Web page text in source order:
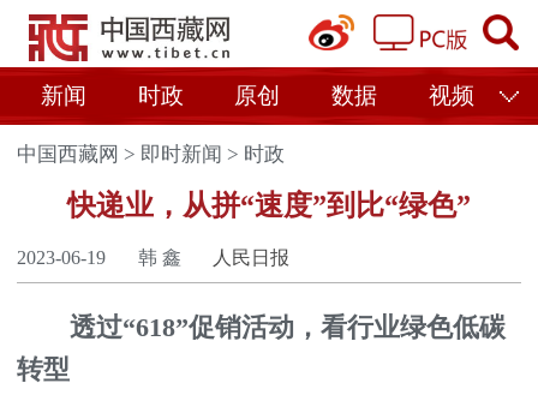
新闻 时政 原创 数据 视频
中国西藏网 > 即时新闻 > 时政
快递业，从拼“速度”到比“绿色”
2023-06-19 韩 鑫 人民日报
透过“618”促销活动，看行业绿色低碳
转型